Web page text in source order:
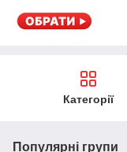
Категорії
Популярні групи